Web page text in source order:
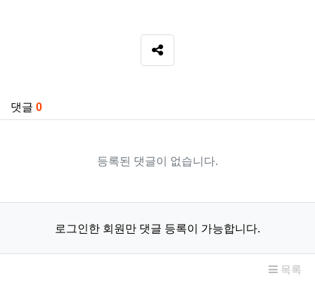
SNS 공유
댓글 0
등록된 댓글이 없습니다.
로그인한 회원만 댓글 등록이 가능합니다.
목록